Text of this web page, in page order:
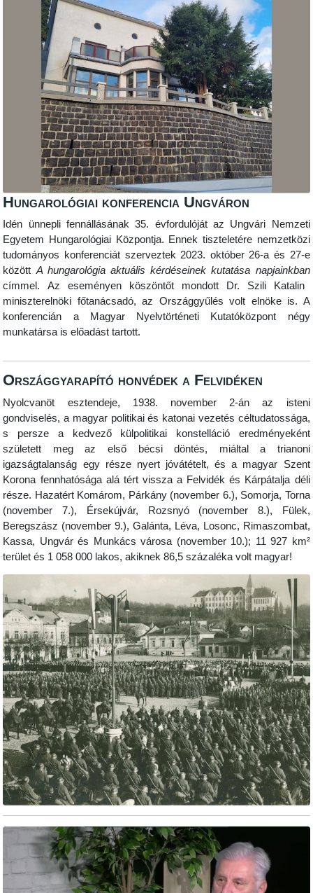
Hungarológiai konferencia Ungváron
Idén ünnepli fennállásának 35. évfordulóját az Ungvári Nemzeti
Egyetem Hungarológiai Központja. Ennek tiszteletére nemzetközi
tudományos konferenciát szerveztek 2023. október 26-a és 27-e
közöttA hungarológia aktuális kérdéseinek kutatása napjainkban
címmel. Az eseményen köszöntőt mondott Dr. Szili Katalin
miniszterelnöki főtanácsadó, az Országgyűlés volt elnöke is. A
konferencián a Magyar Nyelvtörténeti Kutatóközpont négy
munkatársa is előadást tartott.
Országgyarapító honvédek a Felvidéken
Nyolcvanöt esztendeje, 1938. november 2-án az isteni
gondviselés, a magyar politikai és katonai vezetés céltudatossága,
s persze a kedvező külpolitikai konstelláció eredményeként
született meg az első bécsi döntés, miáltal a trianoni
igazságtalanság egy része nyert jóvátételt, és a magyar Szent
Korona fennhatósága alá tért vissza a Felvidék és Kárpátalja déli
része. Hazatért Komárom, Párkány (november 6.), Somorja, Torna
(november 7.), Érsekújvár, Rozsnyó (november 8.), Fülek,
Beregszász (november 9.), Galánta, Léva, Losonc, Rimaszombat,
Kassa, Ungvár és Munkács városa (november 10.); 11 927 km²
terület és 1 058 000 lakos, akiknek 86,5 százaléka volt magyar!